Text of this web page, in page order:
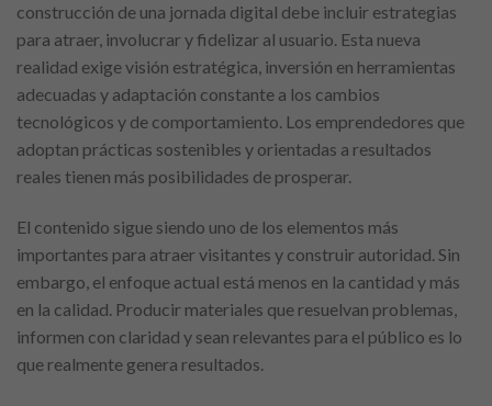
construcción de una jornada digital debe incluir estrategias
para atraer, involucrar y fidelizar al usuario. Esta nueva
realidad exige visión estratégica, inversión en herramientas
adecuadas y adaptación constante a los cambios
tecnológicos y de comportamiento. Los emprendedores que
adoptan prácticas sostenibles y orientadas a resultados
reales tienen más posibilidades de prosperar.
El contenido sigue siendo uno de los elementos más
importantes para atraer visitantes y construir autoridad. Sin
embargo, el enfoque actual está menos en la cantidad y más
en la calidad. Producir materiales que resuelvan problemas,
informen con claridad y sean relevantes para el público es lo
que realmente genera resultados.